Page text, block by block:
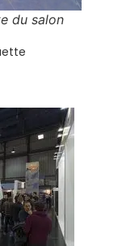
du salon